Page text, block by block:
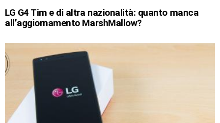
LG G4 Tim e di altra nazionalità: quanto manca
all’aggiornamento MarshMallow?